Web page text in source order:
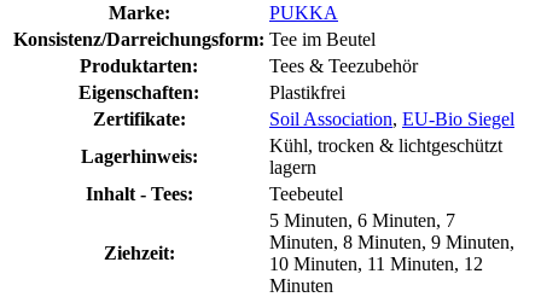
Marke:
PUKKA
Konsistenz/Darreichungsform: Tee im Beutel
Produktarten:
Tees & Teezubehör
Eigenschaften:
Plastikfrei
Zertifikate:
Soil Association, EU-Bio Siegel
Lagerhinweis:
Kühl, trocken & lichtgeschützt
lagern
Inhalt - Tees:
Teebeutel
Ziehzeit:
5 Minuten, 6 Minuten, 7
Minuten, 8 Minuten, 9 Minuten,
10 Minuten, 11 Minuten, 12
Minuten